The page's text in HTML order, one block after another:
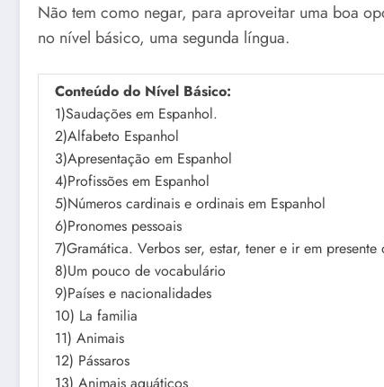
Não tem como negar, para aproveitar uma boa
no nível básico, uma segunda língua.
Conteúdo do Nível Básico:
1)Saudações em Espanhol.
2)Alfabeto Espanhol
3)Apresentação em Espanhol
4)Profissões em Espanhol
5)Números cardinais e ordinais em Espanhol
6)Pronomes pessoais
7)Gramática. Verbos ser, estar, tener e ir em
8)Um pouco de vocabulário
9)Países e nacionalidades
10) La familia
11) Animais
12) Pássaros
13) Animais aquáticos